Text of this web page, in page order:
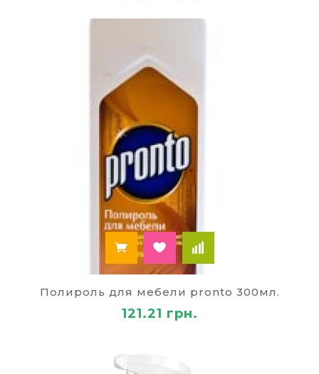
Полироль для мебели pronto 300мл.
121.21 грн.